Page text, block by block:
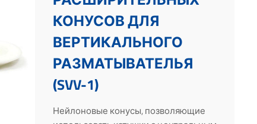
КОНУСОВ ДЛЯ
ВЕРТИКАЛЬНОГО
РАЗМАТЫВАТЕЛЬЯ
(SVV-1)
Нейлоновые конусы, позволяющие